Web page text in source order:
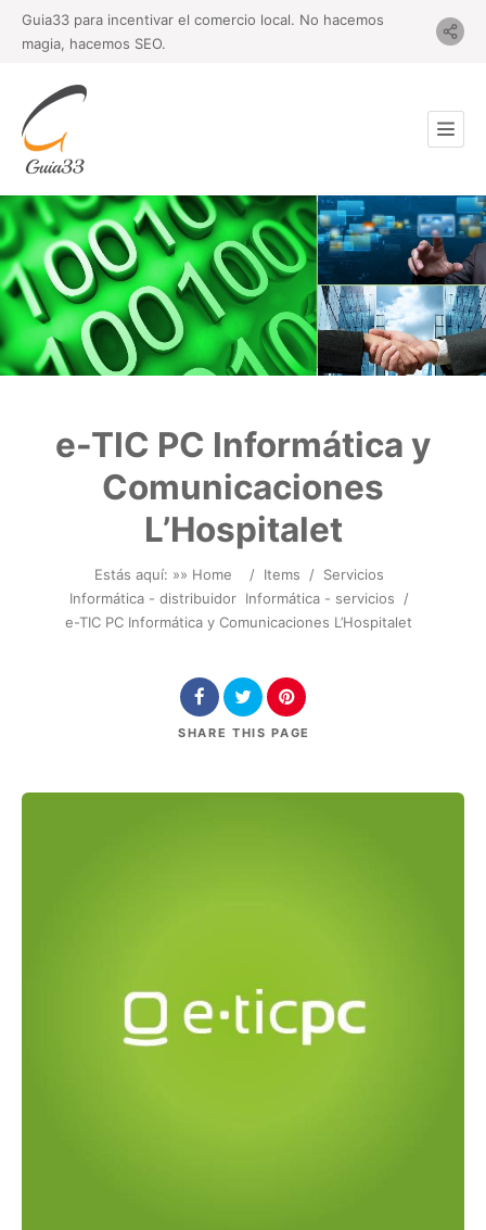
Guia33 para incentivar el comercio local. No hacemos
magia, hacemos SEO.
e-TIC PC Informática y
Comunicaciones
L’Hospitalet
Estás aquí: »» Home / Items / Servicios
Informática - distribuidor Informática - servicios
/
e-TIC PC Informática y Comunicaciones L’Hospitalet
SHARE THIS PAGE